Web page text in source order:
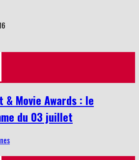
& Movie Awards : le
du 03 juillet